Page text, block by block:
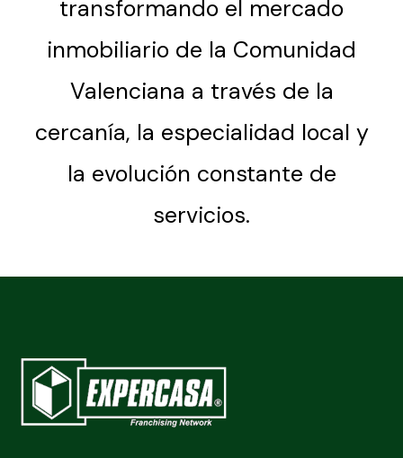
transformando el mercado
inmobiliario de la Comunidad
Valenciana a través de la
cercanía, la especialidad local y
la evolución constante de
servicios.